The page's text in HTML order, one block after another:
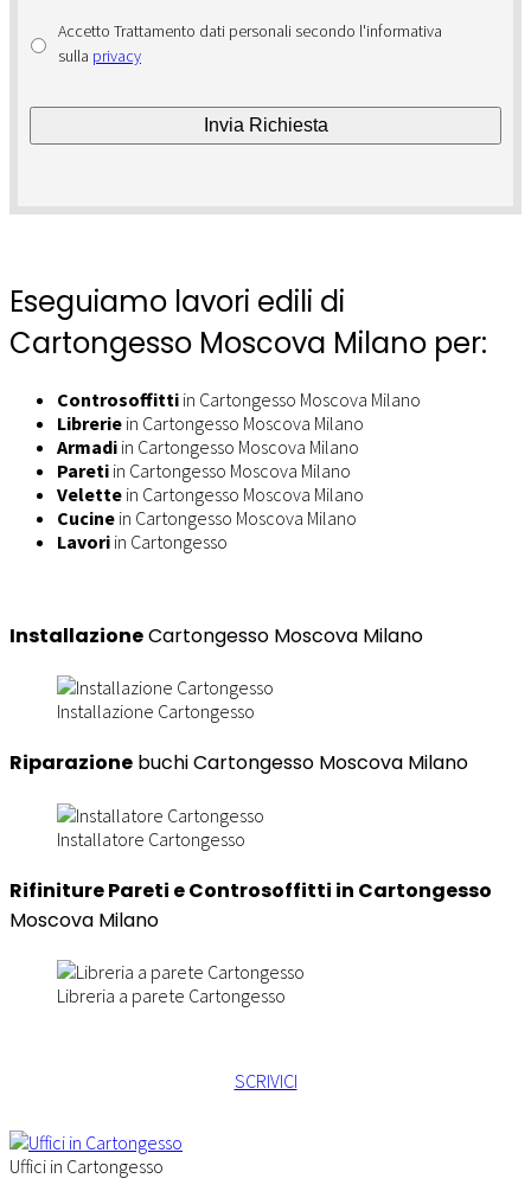
Accetto Trattamento dati personali secondo l'informativa
sulla privacy
Eseguiamo lavori edili di
Cartongesso Moscova Milano per:
Controsoffitti in Cartongesso Moscova Milano
Librerie in Cartongesso Moscova Milano
Armadi in Cartongesso Moscova Milano
Pareti in Cartongesso Moscova Milano
Velette in Cartongesso Moscova Milano
Cucine in Cartongesso Moscova Milano
Lavori in Cartongesso
InstallazioneCartongesso Moscova Milano
Installazione Cartongesso
Riparazione buchi Cartongesso Moscova Milano
Installatore Cartongesso
Rifiniture Pareti e Controsoffitti in Cartongesso
Moscova Milano
Libreria a parete Cartongesso
SCRIVICI
Uffici in Cartongesso